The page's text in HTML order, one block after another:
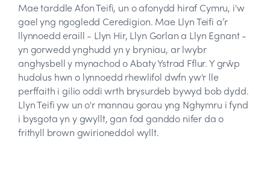
Mae tarddle Afon Teifi, un o afonydd hiraf Cymru, i'w
gael yng ngogledd Ceredigion. Mae Llyn Teifi a’r
llynnoedd eraill - Llyn Hir, Llyn Gorlan a Llyn Egnant -
yn gorwedd ynghudd yn y bryniau, ar lwybr
anghysbell y mynachod o Abaty Ystrad Fflur. Y grŵp
hudolus hwn o lynnoedd rhewlifol dwfn yw'r lle
perffaith i gilio oddi wrth brysurdeb bywyd bob dydd.
Llyn Teifi yw un o'r mannau gorau yng Nghymru i fynd
i bysgota yn y gwyllt, gan fod ganddo nifer da o
frithyll brown gwirioneddol wyllt.